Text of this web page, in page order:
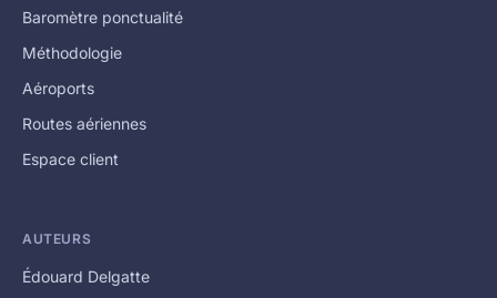
Baromètre ponctualité
Méthodologie
Aéroports
Routes aériennes
Espace client
AUTEURS
Édouard Delgatte